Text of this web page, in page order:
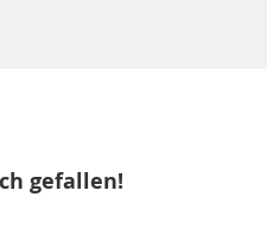
gefallen!